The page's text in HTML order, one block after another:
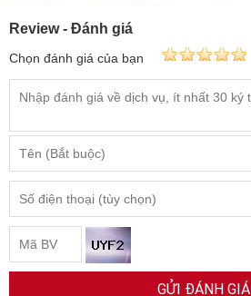
Review - Đánh giá
Chọn đánh giá của bạn
GỬI ĐÁNH GIÁ